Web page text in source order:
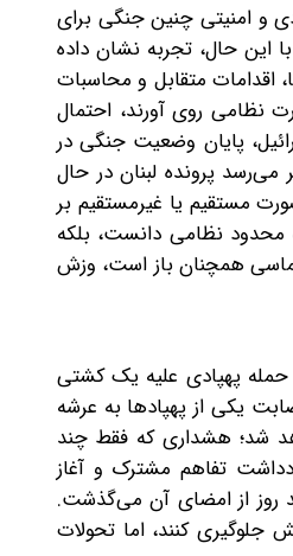
و امنیتی چنین جنگی برای
این حال، تجربه نشان داده
اقدامات متقابل و محاسبات
نظامی روی آورند، احتمال
پایان وضعیت جنگی در
پرونده لبنان در حال
مستقیم یا غیرمستقیم بر
محدود نظامی دانست، بلکه
همچنان باز است، وزش
حمله پهپادی علیه یک کشتی
یکی از پهپادها به عرشه
شد؛ هشداری که فقط چند
تفاهم مشترک و آغاز
روز از امضای آن می‌گذشت.
جلوگیری کنند، اما تحولات